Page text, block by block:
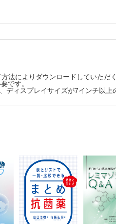
村高廣，小川 覚）
薬 （前田琢磨，小川 覚）
崎夢大，小川 覚）
龍吾，小川 覚）
体拮抗薬 （城戸健士郎，三好寛二）
薬 （里見志帆，三好寛二）
好寛二，堤 保夫）
）
向俊輔）
藤里絵）
剤 （加藤崇央）
ほとんど無関係
，メトヘキシタール （斎藤淳一
法によりダウンロードしていただ
です。
ィスプレイサイズが7インチ以上